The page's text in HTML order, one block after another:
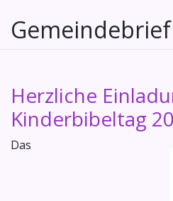
Gemeindebrief
Herzliche
Kinderbibeltag
Das